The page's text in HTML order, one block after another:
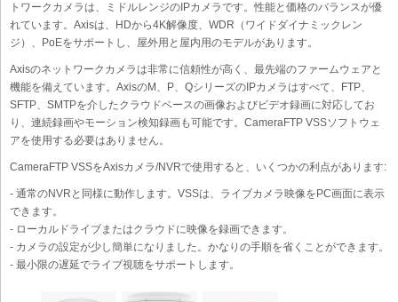
トワークカメラは、ミドルレンジのIPカメラです。性能と価格のバランスが優
れています。Axisは、HDから4K解像度、WDR（ワイドダイナミックレン
ジ）、PoEをサポートし、屋外用と屋内用のモデルがあります。
Axisのネットワークカメラは非常に信頼性が高く、最先端のファームウェアと
機能を備えています。AxisのM、P、QシリーズのIPカメラはすべて、FTP、
SFTP、SMTPを介したクラウドベースの画像およびビデオ録画に対応してお
り、連続録画やモーション検知録画も可能です。CameraFTP VSSソフトウェ
アを使用する必要はありません。
CameraFTP VSSをAxisカメラ/NVRで使用すると、いくつかの利点があります:
- 通常のNVRと同様に動作します。VSSは、ライブカメラ映像をPC画面に表示
できます。
- ローカルドライブまたはクラウドに映像を録画できます。
- カメラの設定が少し簡単になりました。かなりの手順を省くことができます。
- 最小限の遅延でライブ視聴をサポートします。